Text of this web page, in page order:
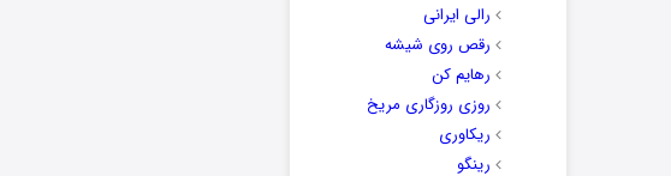
رالی ایرانی
رقص روی شیشه
رهایم کن
روزی روزگاری مریخ
ریکاوری
رینگو